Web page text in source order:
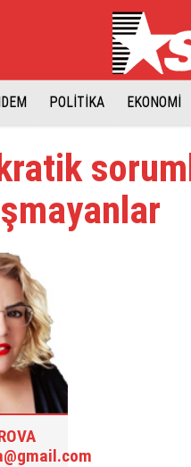
POLİTİKA EKONOMİ